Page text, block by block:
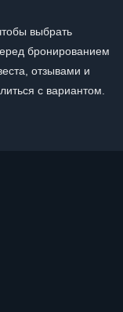
выбрать
бронированием
отзывами и
с вариантом.